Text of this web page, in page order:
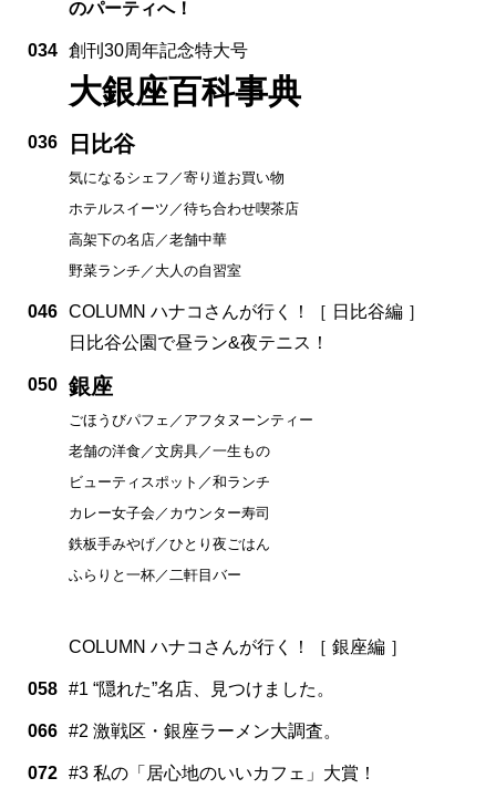
のパーティへ！
034 創刊30周年記念特大号
大銀座百科事典
036 日比谷
気になるシェフ／寄り道お買い物
ホテルスイーツ／待ち合わせ喫茶店
高架下の名店／老舗中華
野菜ランチ／大人の自習室
046 COLUMN ハナコさんが行く！［ 日比谷編 ］
日比谷公園で昼ラン&夜テニス！
050 銀座
ごほうびパフェ／アフタヌーンティー
老舗の洋食／文房具／一生もの
ビューティスポット／和ランチ
カレー女子会／カウンター寿司
鉄板手みやげ／ひとり夜ごはん
ふらりと一杯／二軒目バー
COLUMN ハナコさんが行く！［ 銀座編 ］
058 #1 “隠れた”名店、見つけました。
066 #2 激戦区・銀座ラーメン大調査。
072 #3 私の「居心地のいいカフェ」大賞！